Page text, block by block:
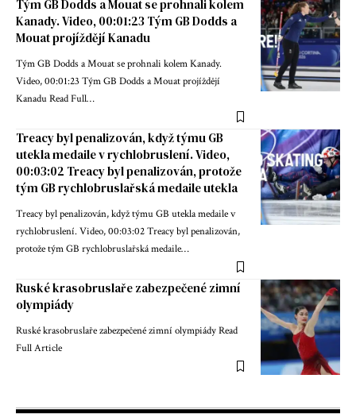
Tým GB Dodds a Mouat se prohnali kolem
Kanady. Video, 00:01:23 Tým GB Dodds a
Mouat projíždějí Kanadu
Tým GB Dodds a Mouat se prohnali kolem Kanady.
Video, 00:01:23 Tým GB Dodds a Mouat projíždějí
Kanadu Read Full…
Treacy byl penalizován, když týmu GB
utekla medaile v rychlobruslení. Video,
00:03:02 Treacy byl penalizován, protože
tým GB rychlobruslařská medaile utekla
Treacy byl penalizován, když týmu GB utekla medaile v
rychlobruslení. Video, 00:03:02 Treacy byl penalizován,
protože tým GB rychlobruslařská medaile…
Ruské krasobruslaře zabezpečené zimní
olympiády
Ruské krasobruslaře zabezpečené zimní olympiády Read
Full Article